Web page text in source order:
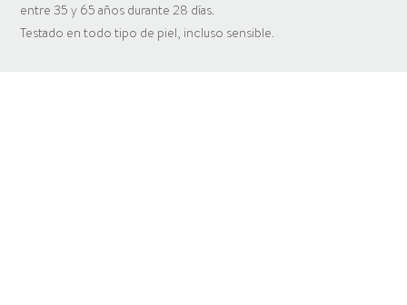
entre 35 y 65 años durante 28 días.
Testado en todo tipo de piel, incluso sensible.